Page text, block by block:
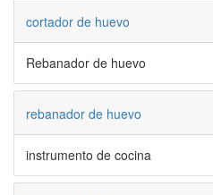
cortador de huevo
Rebanador de huevo
rebanador de huevo
instrumento de cocina